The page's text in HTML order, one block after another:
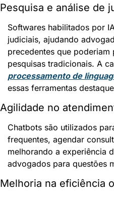
Pesquisa e análise de
Softwares habilitados por
judiciais, ajudando
precedentes que poderiam
processamento de
essas ferramentas
Agilidade no
Chatbots são utilizados
frequentes, agendar
melhorando a experiência
advogados para questões
Melhoria na eficiência